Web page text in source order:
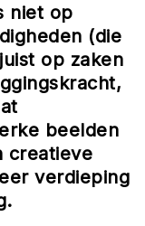
niet op
(die
op zaken
beelden
creatieve
verdieping